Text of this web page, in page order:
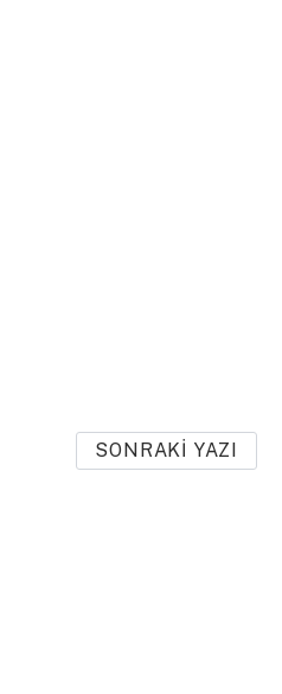
SONRAKI YAZI